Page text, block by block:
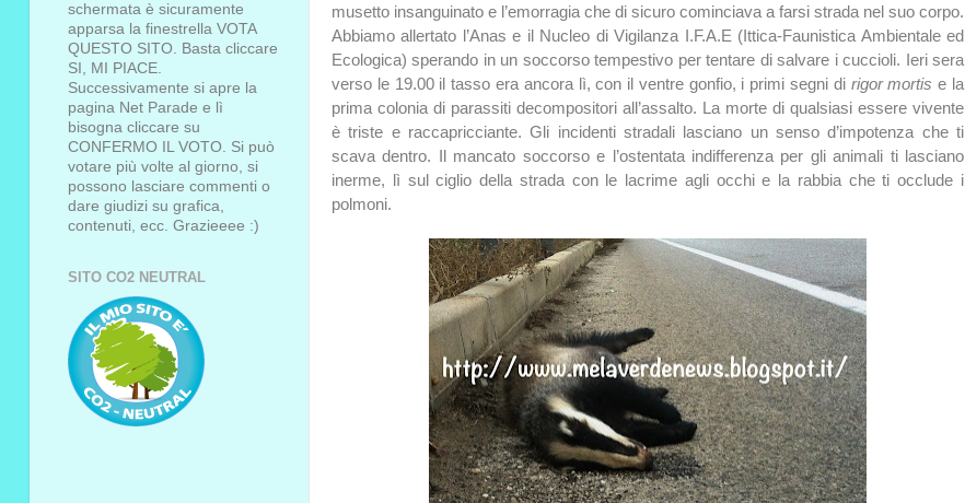
musetto insanguinato e l’emorragia che di sicuro cominciava a farsi strada nel suo corpo.
Abbiamo allertato l’Anas e il Nucleo di Vigilanza I.F.A.E (Ittica-Faunistica Ambientale ed
Ecologica) sperando in un soccorso tempestivo per tentare di salvare i cuccioli. Ieri sera
verso le 19.00 il tasso era ancora lì, con il ventre gonfio, i primi segni di rigor mortis e la
prima colonia di parassiti decompositori all’assalto. La morte di qualsiasi essere vivente
è triste e raccapricciante. Gli incidenti stradali lasciano un senso d’impotenza che ti
scava dentro. Il mancato soccorso e l’ostentata indifferenza per gli animali ti lasciano
inerme, lì sul ciglio della strada con le lacrime agli occhi e la rabbia che ti occlude i
polmoni.
schermata è sicuramente
apparsa la finestrella VOTA
QUESTO SITO. Basta cliccare
SI, MI PIACE.
Successivamente si apre la
pagina Net Parade e lì
bisogna cliccare su
CONFERMO IL VOTO. Si può
votare più volte al giorno, si
possono lasciare commenti o
dare giudizi su grafica,
contenuti, ecc. Grazieeee :)
SITO CO2 NEUTRAL